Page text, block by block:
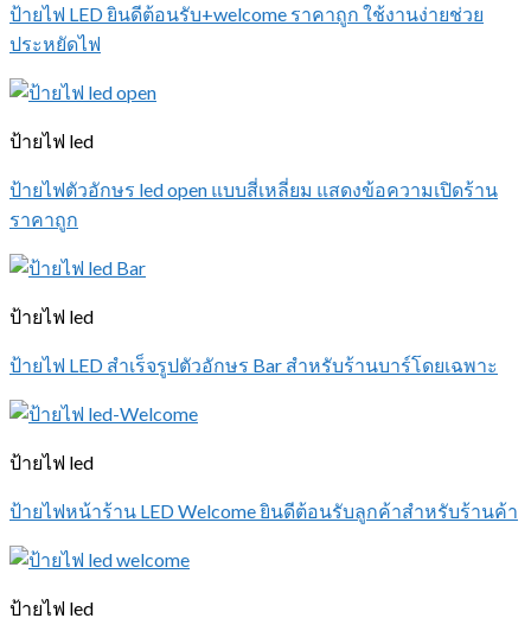
ป้ายไฟ LED ยินดีต้อนรับ+welcome ราคาถูก ใช้งานง่ายช่วย
ประหยัดไฟ
ป้ายไฟ led
ป้ายไฟตัวอักษร led open แบบสี่เหลี่ยม แสดงข้อความเปิดร้าน
ราคาถูก
ป้ายไฟ led
ป้ายไฟ LED สำเร็จรูปตัวอักษร Bar สำหรับร้านบาร์โดยเฉพาะ
ป้ายไฟ led
ป้ายไฟหน้าร้าน LED Welcome ยินดีต้อนรับลูกค้าสำหรับร้านค้า
ป้ายไฟ led